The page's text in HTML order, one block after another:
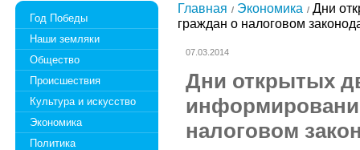
Год Победы
Наши земляки
Общество
Происшествия
Культура и искусство
Экономика
Политика
Главная Экономика
Дни
граждан о налоговом
07.03.2014
Дни открытых
налоговом